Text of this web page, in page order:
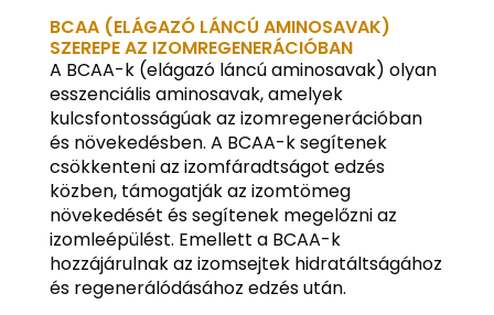
BCAA (ELÁGAZÓ LÁNCÚ AMINOSAVAK)
SZEREPE AZ IZOMREGENERÁCIÓBAN
A BCAA-k (elágazó láncú aminosavak) olyan
esszenciális aminosavak, amelyek
kulcsfontosságúak az izomregenerációban
és növekedésben. A BCAA-k segítenek
csökkenteni az izomfáradtságot edzés
közben, támogatják az izomtömeg
növekedését és segítenek megelőzni az
izomleépülést. Emellett a BCAA-k
hozzájárulnak az izomsejtek hidratáltságához
és regenerálódásához edzés után.